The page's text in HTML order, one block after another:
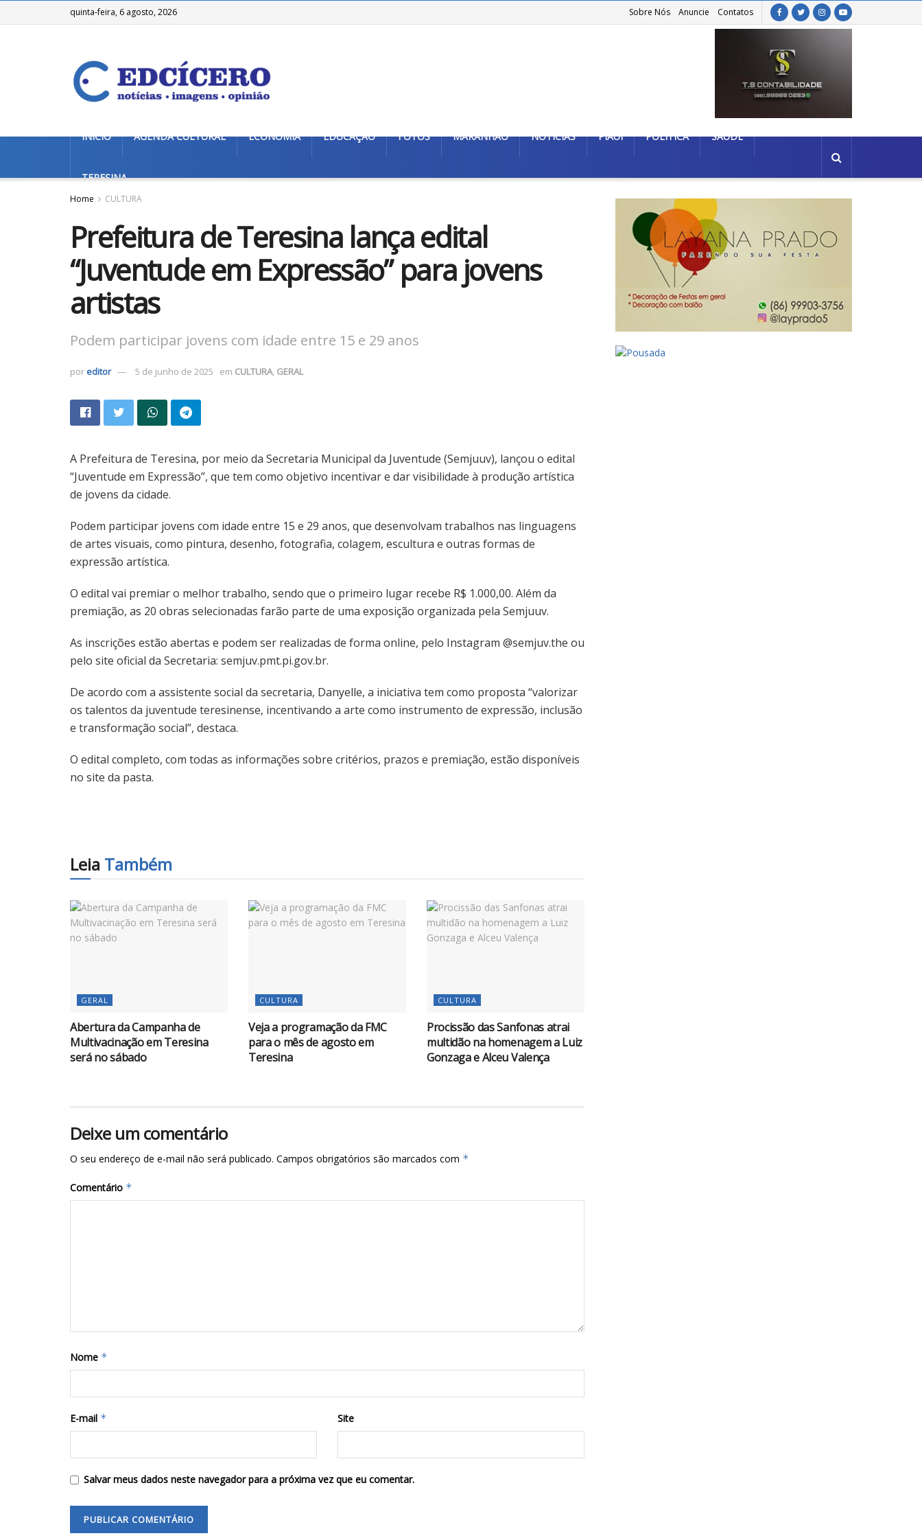
quinta-feira, 6 agosto, 2026 Sobre Nós Anuncie Contatos
INÍCIO AGENDA CULTURAL ECONOMIA EDUCAÇÃO FOTOS MARANHÃO NOTÍCIAS PIAUÍ POLÍTICA SAÚDE
TERESINA
Home CULTURA
Prefeitura de Teresina lança edital
“Juventude em Expressão” para jovens
artistas
Podem participar jovens com idade entre 15 e 29 anos
por editor 5 de junho de 2025 em CULTURA, GERAL
A Prefeitura de Teresina, por meio da Secretaria Municipal da Juventude (Semjuuv), lançou o edital
“Juventude em Expressão”, que tem como objetivo incentivar e dar visibilidade à produção artística
de jovens da cidade.
Podem participar jovens com idade entre 15 e 29 anos, que desenvolvam trabalhos nas linguagens
de artes visuais, como pintura, desenho, fotografia, colagem, escultura e outras formas de
expressão artística.
O edital vai premiar o melhor trabalho, sendo que o primeiro lugar recebe R$ 1.000,00. Além da
premiação, as 20 obras selecionadas farão parte de uma exposição organizada pela Semjuuv.
As inscrições estão abertas e podem ser realizadas de forma online, pelo Instagram @semjuv.the ou
pelo site oficial da Secretaria: semjuv.pmt.pi.gov.br.
De acordo com a assistente social da secretaria, Danyelle, a iniciativa tem como proposta “valorizar
os talentos da juventude teresinense, incentivando a arte como instrumento de expressão, inclusão
e transformação social”, destaca.
O edital completo, com todas as informações sobre critérios, prazos e premiação, estão disponíveis
no site da pasta.
Leia Também
GERAL
Abertura da Campanha de
Multivacinação em Teresina
será no sábado
CULTURA
Veja a programação da FMC
para o mês de agosto em
Teresina
CULTURA
Procissão das Sanfonas atrai
multidão na homenagem a Luiz
Gonzaga e Alceu Valença
Deixe um comentário
O seu endereço de e-mail não será publicado. Campos obrigatórios são marcados com *
Comentário *
Nome *
E-mail * Site
Salvar meus dados neste navegador para a próxima vez que eu comentar.